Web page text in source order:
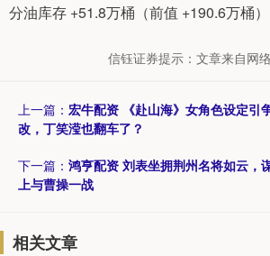
分油库存 +51.8万桶（前值 +190.6万桶）
信钰证券提示：文章来自网
上一篇： 宏牛配资 《赴山海》女角色设定引
改，丁笑滢也翻车了？
下一篇： 鸿亨配资 刘表坐拥荆州名将如云，
上与曹操一战
相关文章